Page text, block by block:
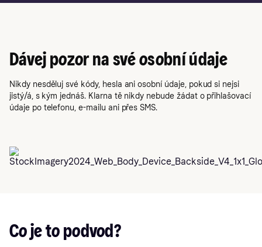
Dávej pozor na své osobní údaje
Nikdy nesděluj své kódy, hesla ani osobní údaje, pokud si nejsi
jistý/á, s kým jednáš. Klarna tě nikdy nebude žádat o přihlašovací
údaje po telefonu, e-mailu ani přes SMS.
Co je to podvod?